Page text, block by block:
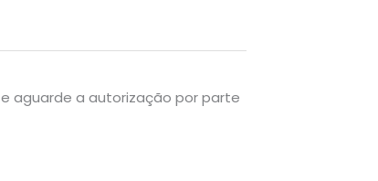
e aguarde a autorização por parte